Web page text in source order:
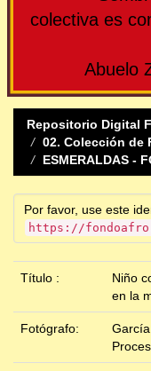
colectiva es
Abuelo
Repositorio Digital
02. Colección de
ESMERALDAS -
Por favor, use este
https://
Título :
Niño
en la
Fotógrafo: